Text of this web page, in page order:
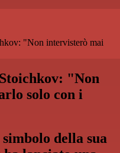
"Non intervisterò mai
"Non
solo con i
della sua